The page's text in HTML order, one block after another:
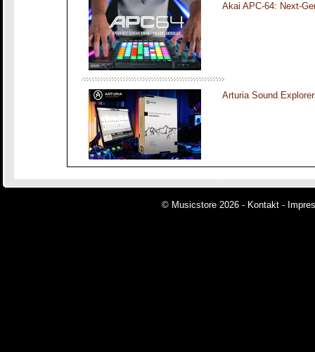
Akai APC-64: Next-
Arturia Sound
© Musicstore 2026 - Kontakt -